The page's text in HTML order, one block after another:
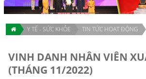
Y TẾ - SỨC KHỎE TIN TỨC HOẠT ĐỘNG
VINH DANH NHÂN VIÊN
(THÁNG 11/2022)